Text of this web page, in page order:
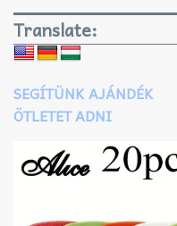
Translate:
SEGÍTÜNK AJÁNDÉK
ÖTLETET ADNI